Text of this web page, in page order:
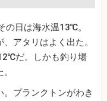
の日は海水温13℃。
アタリはよく出た。
だ。しかも釣り場
プランクトンがわき